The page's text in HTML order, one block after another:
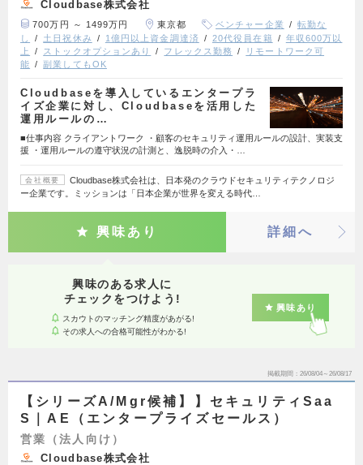
Cloudbase株式会社
700万円 ～ 1499万円 東京都 ベンチャー企業
転勤な
し
土日祝休み 1億円以上資金調達済 20代役員在籍
年収600万以
上
ストックオプションあり フレックス勤務
リモートワーク可
能
副業してもOK
Cloudbaseを導入しているエンタープラ
イズ企業に対し、Cloudbaseを活用した
運用ルールの…
■仕事内容 クライアントワーク ・顧客のセキュリティ運用ルールの設計、実装支
援 ・運用ルールの遵守状況の計測と、逸脱時の介入・…
会社概要
Cloudbase株式会社は、日本発のクラウドセキュリティテクノロジ
ー企業です。ミッションは「日本企業が世界を変える時代…
興味あり 詳細へ
興味のある求人に
チェックをつけよう!
スカウトのマッチング精度があがる!
その求人への合格可能性がわかる!
興味あり
掲載期間 26/08/04～26/08/17
【シリーズA/Mgr候補】】セキュリティSaa
S｜AE（エンタープライズセールス）
営業（法人向け）
Cloudbase株式会社